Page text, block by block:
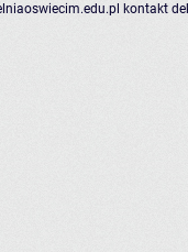
kontakt